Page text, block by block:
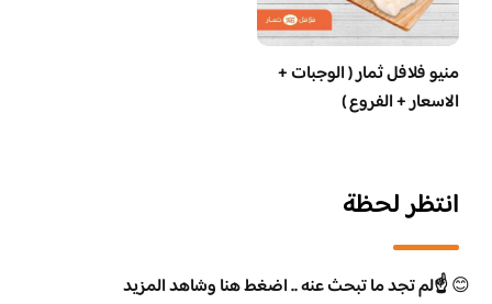
منيو فلافل ثمار ( الوجبات +
الاسعار + الفروع )
انتظر لحظة
😊☝️لم تجد ما تبحث عنه .. اضغط هنا وشاهد المزيد